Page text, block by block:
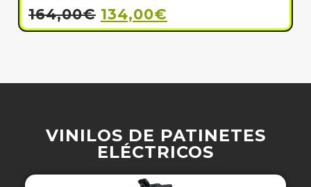
164,00€ 134,00€
VINILOS DE PATINETES
ELÉCTRICOS